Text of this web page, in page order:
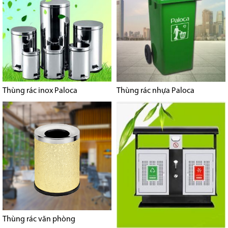
Thùng rác inox Paloca Thùng rác nhựa Paloca
Thùng rác văn phòng